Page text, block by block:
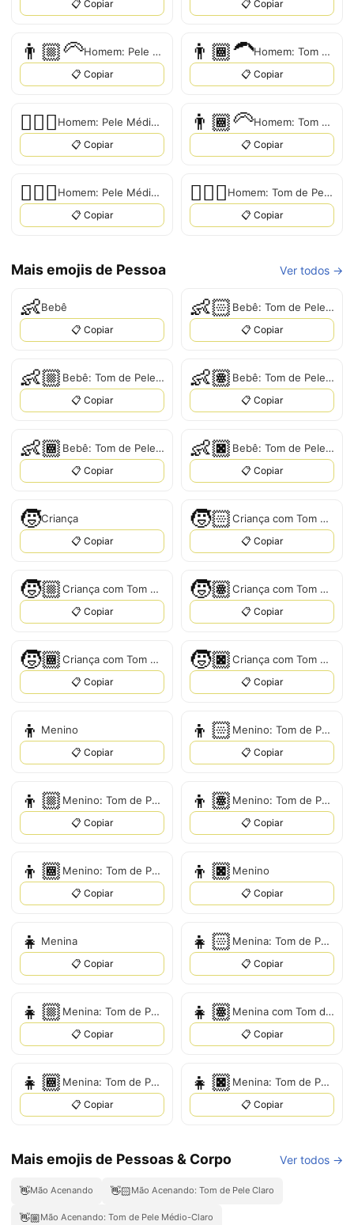
📋 Copiar 📋 Copiar
👨🏼‍🦳 Homem: Pele Médio-Clara, Cabelo Branco
📋 Copiar
👨🏾‍🦱 Homem: Tom de Pele Médio-Escuro, Cabelo Branco
📋 Copiar
🧔🏼‍♂️ Homem: Pele Médio-Clara, Cabelo Branco
📋 Copiar
👨🏾‍🦳 Homem: Tom de Pele Médio-Escuro, Cabelo Branco
📋 Copiar
🧔🏼‍♂ Homem: Pele Médio-Clara, Cabelo Branco
📋 Copiar
🧔🏾‍♂️ Homem: Tom de Pele Médio-Escuro, Cabelo Branco
📋 Copiar
Mais emojis de Pessoa Ver todos →
👶Bebê
📋 Copiar
👶🏻 Bebê: Tom de Pele Claro
📋 Copiar
👶🏼 Bebê: Tom de Pele Médio-Claro
📋 Copiar
👶🏽 Bebê: Tom de Pele Médio
📋 Copiar
👶🏾 Bebê: Tom de Pele Médio-Escuro
📋 Copiar
👶🏿 Bebê: Tom de Pele Escuro
📋 Copiar
🧒Criança
📋 Copiar
🧒🏻 Criança com Tom de Pele Claro
📋 Copiar
🧒🏼 Criança com Tom de Pele Médio-Claro
📋 Copiar
🧒🏽 Criança com Tom de Pele Médio
📋 Copiar
🧒🏾 Criança com Tom de Pele Médio-Escuro
📋 Copiar
🧒🏿 Criança com Tom de Pele Escuro
📋 Copiar
👦 Menino
📋 Copiar
👦🏻 Menino: Tom de Pele Claro
📋 Copiar
👦🏼 Menino: Tom de Pele Médio-Claro
📋 Copiar
👦🏽 Menino: Tom de Pele Médio
📋 Copiar
👦🏾 Menino: Tom de Pele Médio-Escuro
📋 Copiar
👦🏿 Menino
📋 Copiar
👧 Menina
📋 Copiar
👧🏻 Menina: Tom de Pele Claro
📋 Copiar
👧🏼 Menina: Tom de Pele Médio-Claro
📋 Copiar
👧🏽 Menina com Tom de Pele Médio
📋 Copiar
👧🏾 Menina: Tom de Pele Médio-Escuro
📋 Copiar
👧🏿 Menina: Tom de Pele Escuro
📋 Copiar
Mais emojis de Pessoas & Corpo Ver todos →
👋Mão Acenando 👋🏻Mão Acenando: Tom de Pele Claro
👋🏼Mão Acenando: Tom de Pele Médio-Claro